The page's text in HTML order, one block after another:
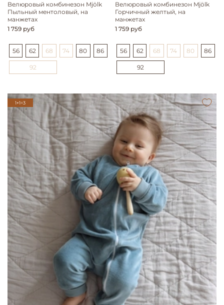
Велюровый комбинезон Mjölk
Пыльный ментоловый, на
манжетах
1 759 руб
56 62 68 74 80 86
92
Велюровый комбинезон Mjölk
Горчичный желтый, на
манжетах
1 759 руб
56 62 68 74 80 86
92
1+1=3